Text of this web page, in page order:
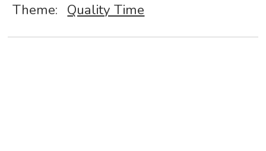
Theme: Quality Time